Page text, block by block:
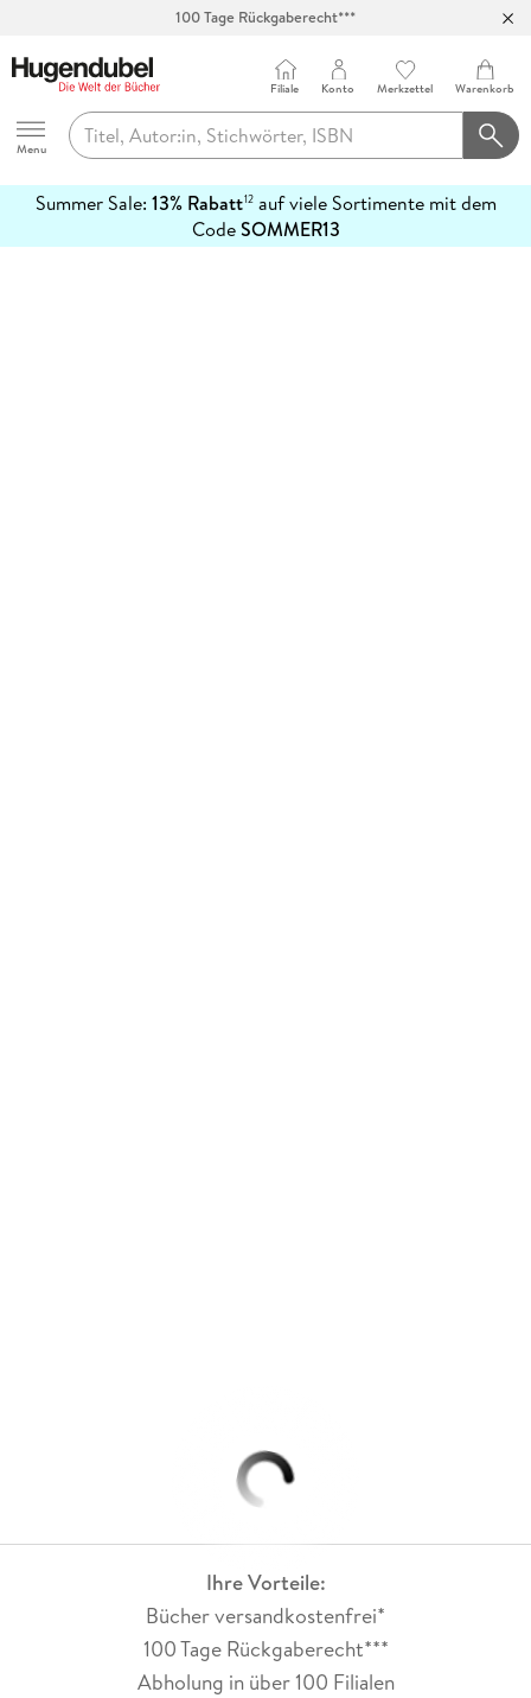
100 Tage Rückgaberecht***
Hugendubel
Menu
Filiale Konto Merkzettel Warenkorb
Summer Sale: 13% Rabatt12auf viele Sortimente mit dem
CodeSOMMER13
erfahren
Ihre Vorteile:
Bücher versandkostenfrei*
100 Tage Rückgaberecht***
Abholung in über 100 Filialen